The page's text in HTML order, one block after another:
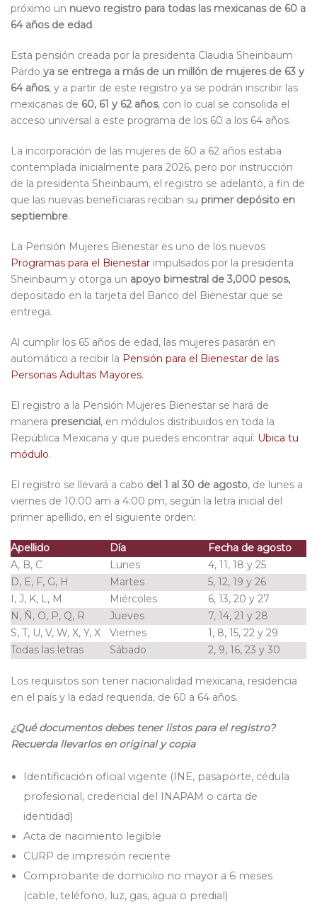
próximo un nuevo registro para todas las mexicanas de 60 a
64 años de edad.
Esta pensión creada por la presidenta Claudia Sheinbaum
Pardo ya se entrega a más de un millón de mujeres de 63 y
64 años, y a partir de este registro ya se podrán inscribir las
mexicanas de 60, 61 y 62 años, con lo cual se consolida el
acceso universal a este programa de los 60 a los 64 años.
La incorporación de las mujeres de 60 a 62 años estaba
contemplada inicialmente para 2026, pero por instrucción
de la presidenta Sheinbaum, el registro se adelantó, a fin de
que las nuevas beneficiaras reciban su primer depósito en
septiembre.
La Pensión Mujeres Bienestar es uno de los nuevos
Programas para el Bienestar impulsados por la presidenta
Sheinbaum y otorga un apoyo bimestral de 3,000 pesos,
depositado en la tarjeta del Banco del Bienestar que se
entrega.
Al cumplir los 65 años de edad, las mujeres pasarán en
automático a recibir la Pensión para el Bienestar de las
Personas Adultas Mayores.
El registro a la Pensión Mujeres Bienestar se hará de
manera presencial , en módulos distribuidos en toda la
República Mexicana y que puedes encontrar aquí: Ubica tu
módulo.
El registro se llevará a cabo del 1 al 30 de agosto, de lunes a
viernes de 10:00 am a 4:00 pm, según la letra inicial del
primer apellido, en el siguiente orden:
Apellido Día
Fecha de agosto
A, B, C
Lunes
4, 11, 18 y 25
D, E, F, G, H
Martes
5, 12, 19 y 26
I, J, K, L, M
Miércoles
6, 13, 20 y 27
N, Ñ, O, P, Q, R
Jueves
7, 14, 21 y 28
S, T, U, V, W, X, Y, X
Viernes
1, 8, 15, 22 y 29
Todas las letras
Sábado 2, 9, 16, 23 y 30
Los requisitos son tener nacionalidad mexicana, residencia
en el país y la edad requerida, de 60 a 64 años.
¿Qué documentos debes tener listos para el registro?
Recuerda llevarlos en original y copia
Identificación oficial vigente (INE, pasaporte, cédula
profesional, credencial del INAPAM o carta de
identidad)
Acta de nacimiento legible
CURP de impresión reciente
Comprobante de domicilio no mayor a 6 meses
(cable, teléfono, luz, gas, agua o predial)